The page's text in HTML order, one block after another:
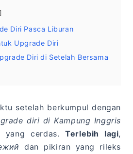
Diri Pasca Liburan
Upgrade Diri
Diri di Setelah Bersama
setelah berkumpul dengan
diri di Kampung Inggris
yang cerdas.Terlebih lagi,
dan pikiran yang rileks